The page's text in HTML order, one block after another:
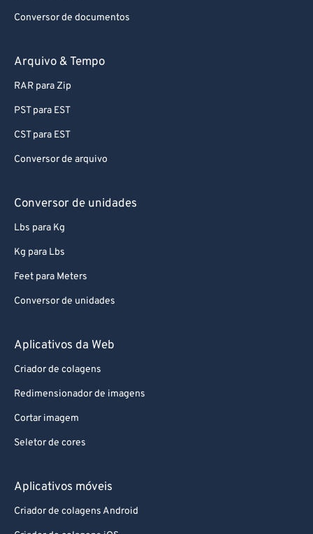
Conversor de documentos
Arquivo & Tempo
RAR para Zip
PST para EST
CST para EST
Conversor de arquivo
Conversor de unidades
Lbs para Kg
Kg para Lbs
Feet para Meters
Conversor de unidades
Aplicativos da Web
Criador de colagens
Redimensionador de imagens
Cortar imagem
Seletor de cores
Aplicativos móveis
Criador de colagens Android